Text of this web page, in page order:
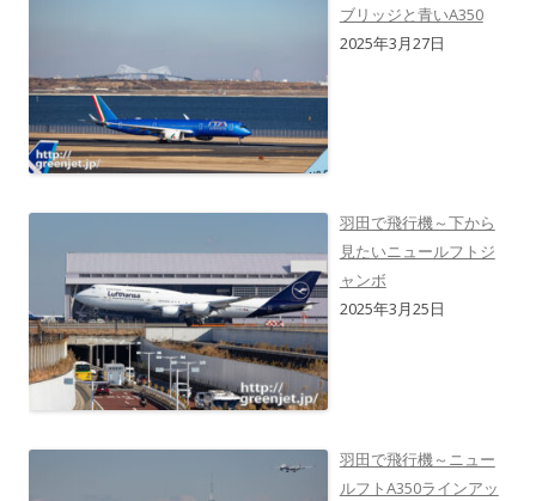
ブリッジと青いA350
2025年3月27日
羽田で飛行機～下から
見たいニュールフトジ
ャンボ
2025年3月25日
羽田で飛行機～ニュー
ルフトA350ラインアッ